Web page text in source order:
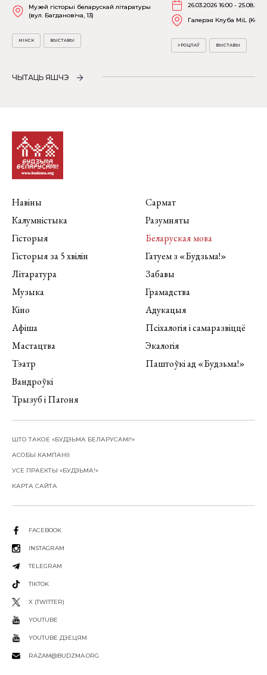
Музей гісторыі беларускай літаратуры
(вул. Багдановіча, 13)
МІНСК ВЫСТАВЫ
26.03.2026 16:00 -
Галерэя Клуба MiL
УРОЦЛАЎ ВЫСТАВЫ
ЧЫТАЦЬ ЯШЧЭ
Навіны
Калумністыка
Гісторыя
Гісторыя за 5 хвілін
Літаратура
Музыка
Кіно
Афіша
Мастацтва
Тэатр
Вандроўкі
Трызуб і Пагоня
Сармат
Разумняты
Беларуская мова
Гатуем з «Будзьма!»
Забавы
Грамадства
Адукацыя
Псіхалогія і самаразвіццё
Экалогія
Паштоўкі ад «Будзьма!»
ШТО ТАКОЕ «БУДЗЬМА БЕЛАРУСАМІ!»
АСОБЫ КАМПАНІІ
УСЕ ПРАЕКТЫ «БУДЗЬМА!»
КАРТА САЙТА
FACEBOOK
INSTAGRAM
TELEGRAM
TIKTOK
X (TWITTER)
YOUTUBE
YOUTUBE ДЗЕЦЯМ
RAZAM@BUDZMA.ORG